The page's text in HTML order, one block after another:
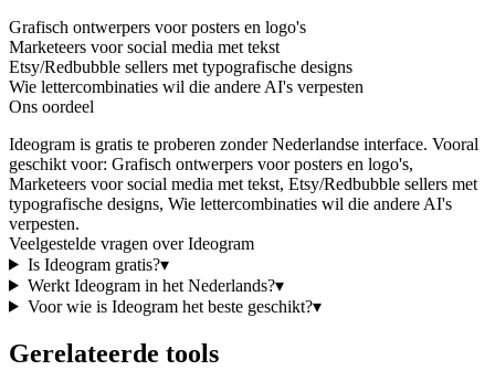
Grafisch ontwerpers voor posters en logo's
Marketeers voor social media met tekst
Etsy/Redbubble sellers met typografische designs
Wie lettercombinaties wil die andere AI's verpesten
Ons oordeel
Ideogram is gratis te proberen zonder Nederlandse interface. Vooral
geschikt voor: Grafisch ontwerpers voor posters en logo's,
Marketeers voor social media met tekst, Etsy/Redbubble sellers met
typografische designs, Wie lettercombinaties wil die andere AI's
verpesten.
Veelgestelde vragen overIdeogram
Is Ideogramgratis?▾
Werkt Ideogramin het Nederlands?▾
Voor wie is Ideogramhet beste geschikt?▾
Gerelateerde tools